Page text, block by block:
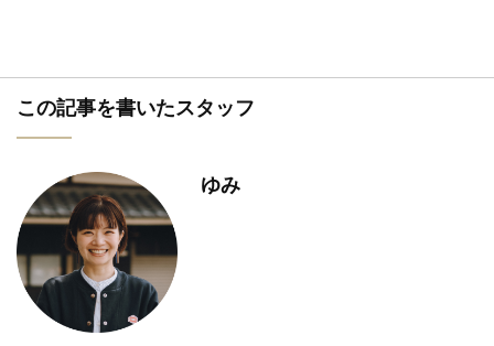
この記事を書いたスタッフ
ゆみ